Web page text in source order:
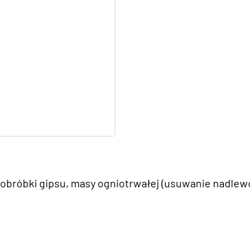
gipsu, masy ogniotrwałej (usuwanie